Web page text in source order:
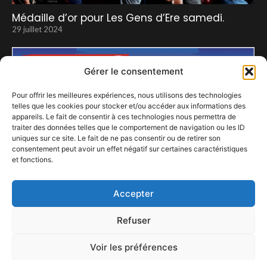
Gérer le consentement
Pour offrir les meilleures expériences, nous utilisons des technologies
telles que les cookies pour stocker et/ou accéder aux informations des
appareils. Le fait de consentir à ces technologies nous permettra de
traiter des données telles que le comportement de navigation ou les ID
uniques sur ce site. Le fait de ne pas consentir ou de retirer son
consentement peut avoir un effet négatif sur certaines caractéristiques
et fonctions.
Accepter
Refuser
Voir les préférences
Médaille d’or pour Les Gens d’Ere samedi.
29 juillet 2024
2 septembre 2024